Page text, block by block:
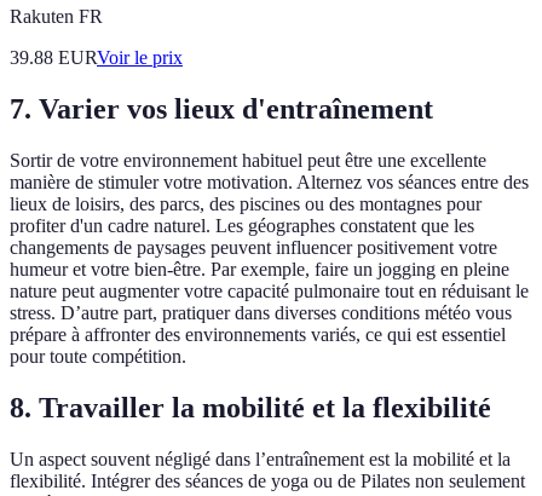
Rakuten FR
39.88 EURVoir le prix
7. Varier vos lieux d'entraînement
Sortir de votre environnement habituel peut être une excellente
manière de stimuler votre motivation. Alternez vos séances entre des
lieux de loisirs, des parcs, des piscines ou des montagnes pour
profiter d'un cadre naturel. Les géographes constatent que les
changements de paysages peuvent influencer positivement votre
humeur et votre bien-être. Par exemple, faire un jogging en pleine
nature peut augmenter votre capacité pulmonaire tout en réduisant le
stress. D’autre part, pratiquer dans diverses conditions météo vous
prépare à affronter des environnements variés, ce qui est essentiel
pour toute compétition.
8. Travailler la mobilité et la flexibilité
Un aspect souvent négligé dans l’entraînement est la mobilité et la
flexibilité. Intégrer des séances de yoga ou de Pilates non seulement